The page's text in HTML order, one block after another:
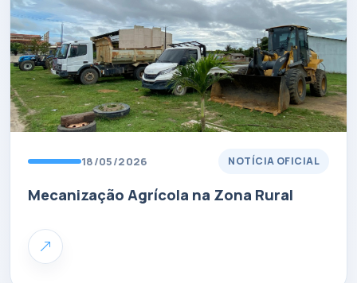
18/05/2026 NOTÍCIA OFICIAL
Mecanização Agrícola na Zona Rural